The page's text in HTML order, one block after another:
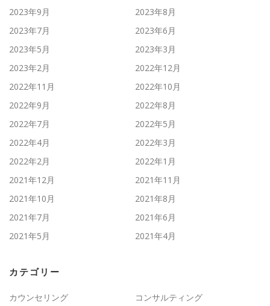
2023年9月
2023年8月
2023年7月
2023年6月
2023年5月
2023年3月
2023年2月
2022年12月
2022年11月
2022年10月
2022年9月
2022年8月
2022年7月
2022年5月
2022年4月
2022年3月
2022年2月
2022年1月
2021年12月
2021年11月
2021年10月
2021年8月
2021年7月
2021年6月
2021年5月
2021年4月
カテゴリー
カウンセリング コンサルティング